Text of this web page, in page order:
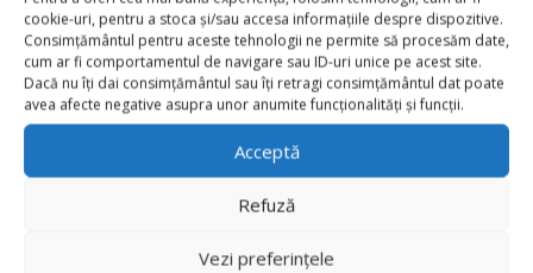
cookie-uri, pentru a stoca și/sau accesa informațiile despre dispozitive.
Consimțământul pentru aceste tehnologii ne permite să procesăm date,
cum ar fi comportamentul de navigare sau ID-uri unice pe acest site.
Dacă nu îți dai consimțământul sau îți retragi consimțământul dat poate
avea afecte negative asupra unor anumite funcționalități și funcții.
Acceptă
Refuză
Vezi preferințele
0
Fii primul care scrii o recenzie pentru „Balon Folie
Orbz 4D Argintiu 55 cm”
Adresa ta de email nu va fi publicată. Câmpurile obligatorii
sunt marcate cu
Evaluarea ta*